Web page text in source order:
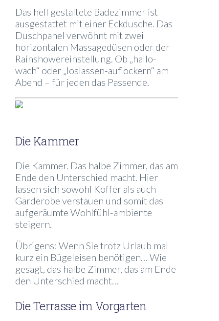
Das hell gestaltete Badezimmer ist
ausgestattet mit einer Eckdusche. Das
Duschpanel verwöhnt mit zwei
horizontalen Massagedüsen oder der
Rainshowereinstellung. Ob „hallo-
wach“ oder „loslassen-auflockern“ am
Abend – für jeden das Passende.
Die Kammer
Die Kammer. Das halbe Zimmer, das am
Ende den Unterschied macht. Hier
lassen sich sowohl Koffer als auch
Garderobe verstauen und somit das
aufgeräumte Wohlfühl-ambiente
steigern.
Übrigens: Wenn Sie trotz Urlaub mal
kurz ein Bügeleisen benötigen… Wie
gesagt, das halbe Zimmer, das am Ende
den Unterschied macht…
Die Terrasse im Vorgarten